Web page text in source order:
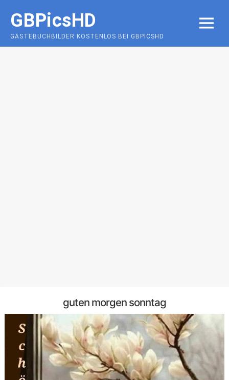
content
GBPicsHD
GÄSTEBUCHBILDER KOSTENLOS BEI GBPICSHD
MENU
guten morgen sonntag